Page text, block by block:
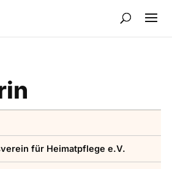
für Heimatpflege e.V.